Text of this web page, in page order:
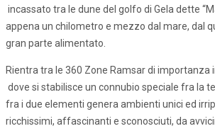
incassato tra le dune del golfo di Gela dette
appena un chilometro e mezzo dal mare, dal
gran parte alimentato.
Rientra tra le 360 Zone Ramsar di importanza
dove si stabilisce un connubio speciale fra la
fra i due elementi genera ambienti unici ed
ricchissimi, affascinanti e sconosciuti, da